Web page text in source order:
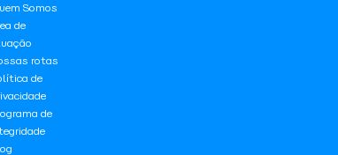
Somos
de
rotas
de
de